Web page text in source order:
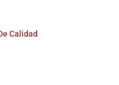
Calidad